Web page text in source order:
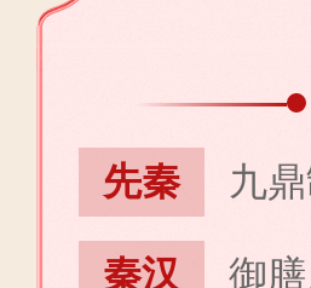
先秦 九
秦汉 御